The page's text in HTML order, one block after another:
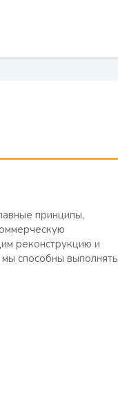
принципы,
реконструкцию и
способны выполнять